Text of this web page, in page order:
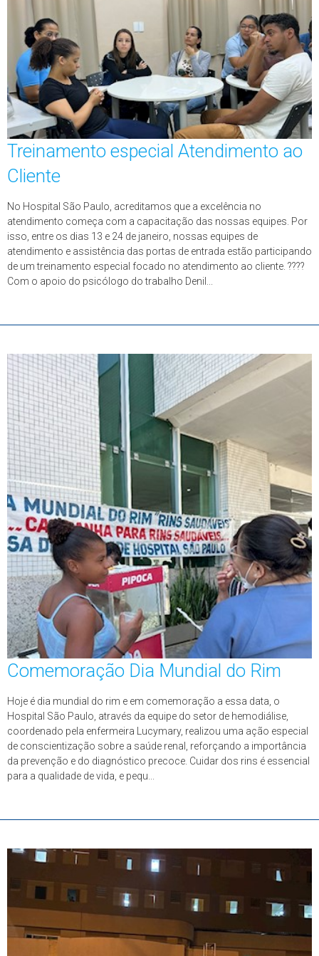
Treinamento especial Atendimento ao
Cliente
No Hospital São Paulo, acreditamos que a excelência no
atendimento começa com a capacitação das nossas equipes. Por
isso, entre os dias 13 e 24 de janeiro, nossas equipes de
atendimento e assistência das portas de entrada estão participando
de um treinamento especial focado no atendimento ao cliente. ????
Com o apoio do psicólogo do trabalho Denil...
Comemoração Dia Mundial do Rim
Hoje é dia mundial do rim e em comemoração a essa data, o
Hospital São Paulo, através da equipe do setor de hemodiálise,
coordenado pela enfermeira Lucymary, realizou uma ação especial
de conscientização sobre a saúde renal, reforçando a importância
da prevenção e do diagnóstico precoce. Cuidar dos rins é essencial
para a qualidade de vida, e pequ...